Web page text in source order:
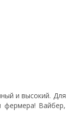
и высокий. Для
фермера! Вайбер,